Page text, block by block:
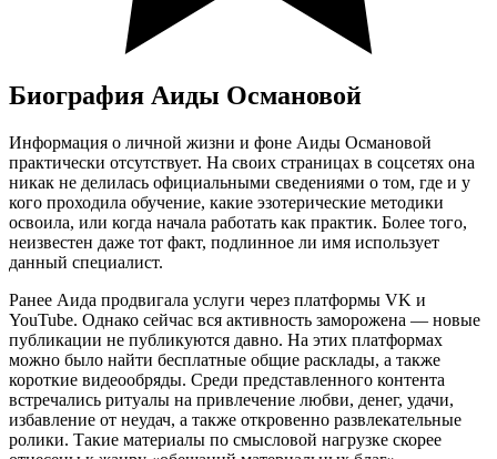
Биография Аиды Османовой
Информация о личной жизни и фоне Аиды Османовой
практически отсутствует. На своих страницах в соцсетях она
никак не делилась официальными сведениями о том, где и у
кого проходила обучение, какие эзотерические методики
освоила, или когда начала работать как практик. Более того,
неизвестен даже тот факт, подлинное ли имя использует
данный специалист.
Ранее Аида продвигала услуги через платформы VK и
YouTube. Однако сейчас вся активность заморожена — новые
публикации не публикуются давно. На этих платформах
можно было найти бесплатные общие расклады, а также
короткие видеообряды. Среди представленного контента
встречались ритуалы на привлечение любви, денег, удачи,
избавление от неудач, а также откровенно развлекательные
ролики. Такие материалы по смысловой нагрузке скорее